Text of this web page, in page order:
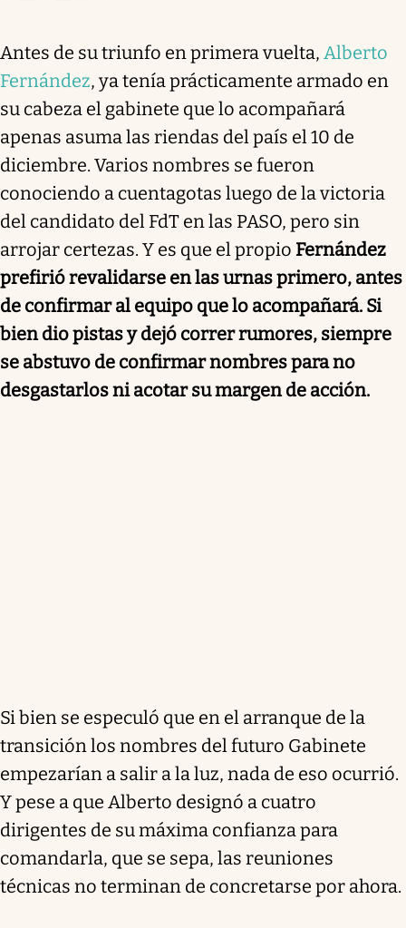
Antes de su triunfo en primera vuelta, Alberto
Fernández, ya tenía prácticamente armado en
su cabeza el gabinete que lo acompañará
apenas asuma las riendas del país el 10 de
diciembre. Varios nombres se fueron
conociendo a cuentagotas luego de la victoria
del candidato del FdT en las PASO, pero sin
arrojar certezas. Y es que el propio Fernández
prefirió revalidarse en las urnas primero, antes
de confirmar al equipo que lo acompañará. Si
bien dio pistas y dejó correr rumores, siempre
se abstuvo de confirmar nombres para no
desgastarlos ni acotar su margen de acción.
Si bien se especuló que en el arranque de la
transición los nombres del futuro Gabinete
empezarían a salir a la luz, nada de eso ocurrió.
Y pese a que Alberto designó a cuatro
dirigentes de su máxima confianza para
comandarla, que se sepa, las reuniones
técnicas no terminan de concretarse por ahora.